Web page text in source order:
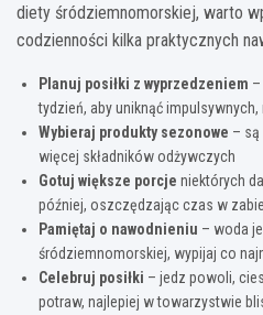
diety śródziemnomorskiej, warto
codzienności kilka praktycznych
Planuj posiłki z wyprzedzeniem
tydzień, aby uniknąć
Wybieraj produkty sezonowe –
więcej składników odżywczych
Gotuj większe porcje niektórych
później, oszczędzając czas w
Pamiętaj o nawodnieniu – woda
śródziemnomorskiej, wypijaj co
Celebruj posiłki – jedz powoli,
potraw, najlepiej w towarzystwie